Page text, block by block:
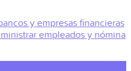
y empresas financieras
empleados y nómina